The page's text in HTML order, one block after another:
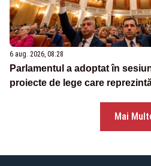
6 aug. 2026, 08:28
Parlamentul a adoptat în
proiecte de lege care
Mai